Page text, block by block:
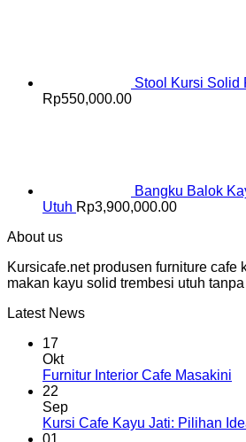
Stool Kursi Solid
Rp550,000.00
Bangku Balok
Utuh Rp3,900,000.00
About us
Kursicafe.net produsen furniture cafe
makan kayu solid trembesi utuh
Latest News
17
Okt
Furnitur Interior Cafe Masakini
22
Sep
Kursi Cafe Kayu Jati: Pilihan